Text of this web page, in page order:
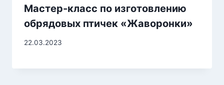
Мастер-класс по изготовлению
обрядовых птичек «Жаворонки»
22.03.2023